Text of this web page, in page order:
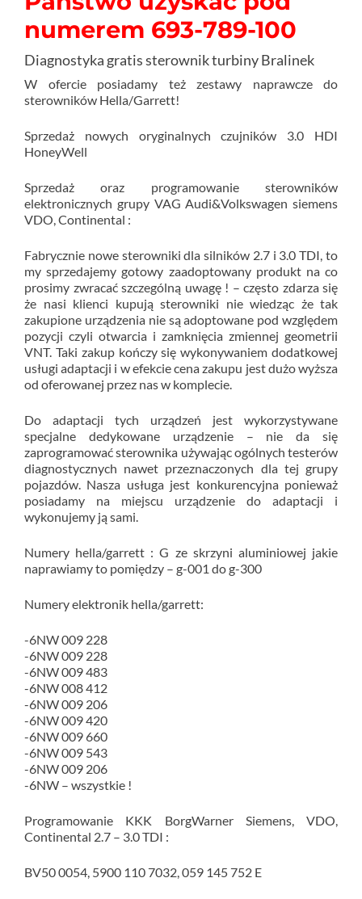
numerem 693-789-100
Diagnostyka gratis sterownik turbiny Bralinek
W ofercie posiadamy też zestawy naprawcze do
sterowników Hella/Garrett!
Sprzedaż nowych oryginalnych czujników 3.0 HDI
HoneyWell
Sprzedaż oraz programowanie sterowników
elektronicznych grupy VAG Audi&Volkswagen siemens
VDO, Continental :
Fabrycznie nowe sterowniki dla silników 2.7 i 3.0 TDI, to
my sprzedajemy gotowy zaadoptowany produkt na co
prosimy zwracać szczególną uwagę ! – często zdarza się
że nasi klienci kupują sterowniki nie wiedząc że tak
zakupione urządzenia nie są adoptowane pod względem
pozycji czyli otwarcia i zamknięcia zmiennej geometrii
VNT. Taki zakup kończy się wykonywaniem dodatkowej
usługi adaptacji i w efekcie cena zakupu jest dużo wyższa
od oferowanej przez nas w komplecie.
Do adaptacji tych urządzeń jest wykorzystywane
specjalne dedykowane urządzenie – nie da się
zaprogramować sterownika używając ogólnych testerów
diagnostycznych nawet przeznaczonych dla tej grupy
pojazdów. Nasza usługa jest konkurencyjna ponieważ
posiadamy na miejscu urządzenie do adaptacji i
wykonujemy ją sami.
Numery hella/garrett : G ze skrzyni aluminiowej jakie
naprawiamy to pomiędzy – g-001 do g-300
Numery elektronik hella/garrett:
-6NW 009 228
-6NW 009 228
-6NW 009 483
-6NW 008 412
-6NW 009 206
-6NW 009 420
-6NW 009 660
-6NW 009 543
-6NW 009 206
-6NW – wszystkie !
Programowanie KKK BorgWarner Siemens, VDO,
Continental 2.7 – 3.0 TDI :
BV50 0054, 5900 110 7032, 059 145 752 E